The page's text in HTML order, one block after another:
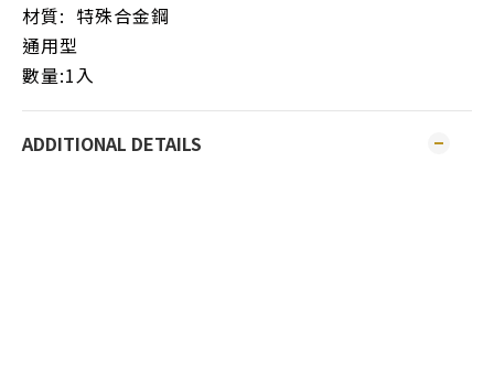
材質: 特殊合金鋼
通用型
數量:1入
ADDITIONAL DETAILS